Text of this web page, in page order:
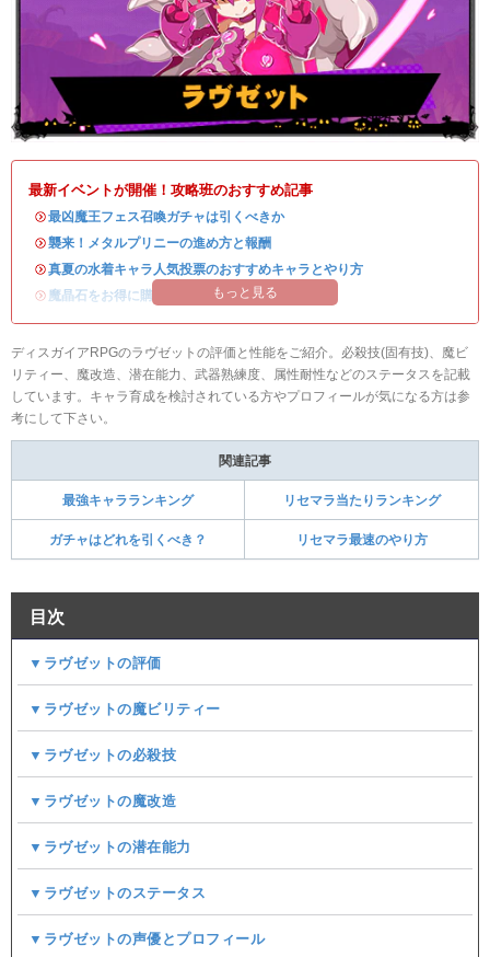
最新イベントが開催！攻略班のおすすめ記事
・最凶魔王フェス召喚ガチャは引くべきか
・襲来！メタルプリニーの進め方と報酬
・真夏の水着キャラ人気投票のおすすめキャラとやり方
・ 魔晶石をお得に購入できる公式ショップが開設！
もっと見る
ディスガイアRPGのラヴゼットの評価と性能をご紹介。必殺技(固有技)、魔ビ
リティー、魔改造、潜在能力、武器熟練度、属性耐性などのステータスを記載
しています。キャラ育成を検討されている方やプロフィールが気になる方は参
考にして下さい。
関連記事
最強キャラランキング リセマラ当たりランキング
ガチャはどれを引くべき？ リセマラ最速のやり方
目次
▼ラヴゼットの評価
▼ラヴゼットの魔ビリティー
▼ラヴゼットの必殺技
▼ラヴゼットの魔改造
▼ラヴゼットの潜在能力
▼ラヴゼットのステータス
▼ラヴゼットの声優とプロフィール